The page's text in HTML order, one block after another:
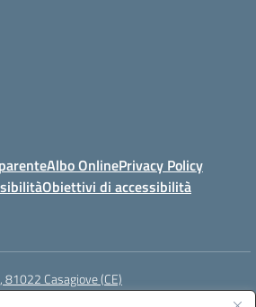
Albo OnlinePrivacy Policy
Obiettivi di accessibilità
81022 Casagiove (CE)